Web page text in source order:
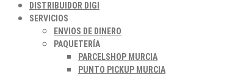
DISTRIBUIDOR DIGI
SERVICIOS
ENVIOS DE DINERO
PAQUETERÍA
PARCELSHOP MURCIA
PUNTO PICKUP MURCIA